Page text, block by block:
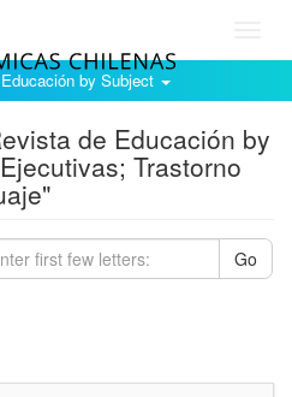
by Subject
de Educación by
Trastorno
Go